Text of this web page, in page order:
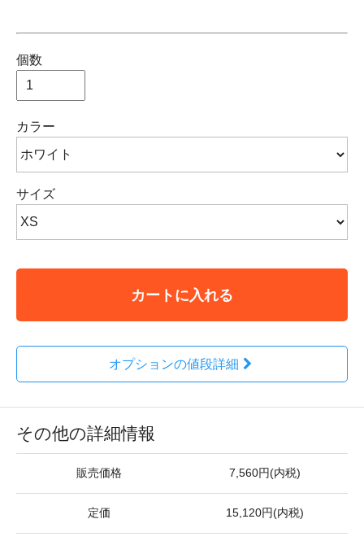
個数
カラー
サイズ
カートに入れる
オプションの値段詳細
その他の詳細情報
販売価格 7,560円(内税)
定価 15,120円(内税)